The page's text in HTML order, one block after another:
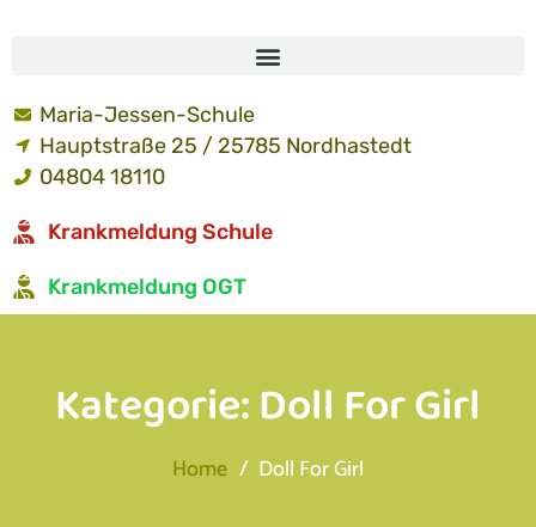
Maria-Jessen-Schule
Hauptstraße 25 / 25785 Nordhastedt
04804 18110
Krankmeldung Schule
Krankmeldung OGT
Kategorie:Doll For Girl
Home Doll For Girl